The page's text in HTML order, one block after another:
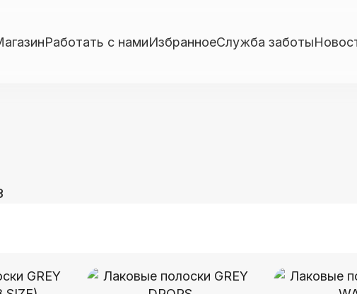
Работать с намиИзбранноеСлужба заботы